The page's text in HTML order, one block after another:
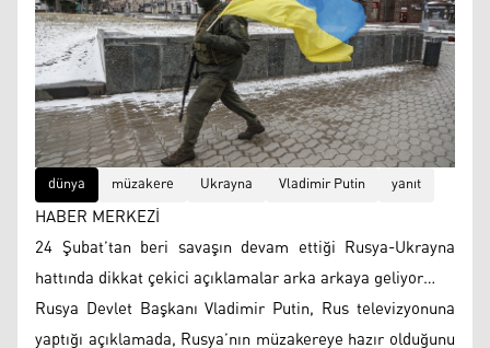
dünya müzakere Ukrayna Vladimir Putin yanıt
HABER MERKEZİ
24 Şubat’tan beri savaşın devam ettiği Rusya-Ukrayna
hattında dikkat çekici açıklamalar arka arkaya geliyor…
Rusya Devlet Başkanı Vladimir Putin, Rus televizyonuna
yaptığı açıklamada, Rusya’nın müzakereye hazır olduğunu